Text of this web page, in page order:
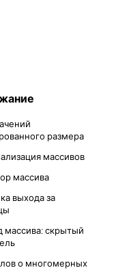
размера
массивов
массива
выхода за
массива: скрытый
о многомерных